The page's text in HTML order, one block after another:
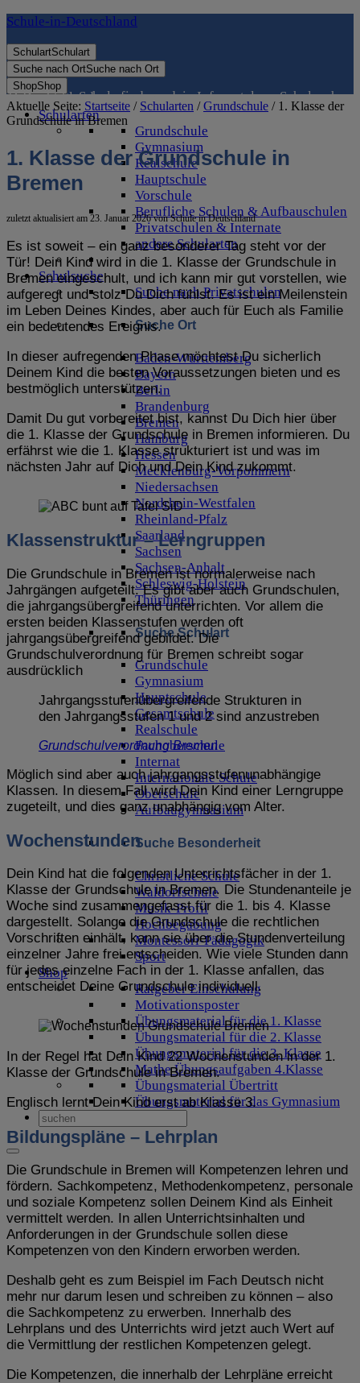
Schule-in-Deutschland
SchulartSchulart
Suche nach OrtSuche nach Ort
ShopShop
Schularten
Grundschule
Gymnasium
Realschule
Hauptschule
Vorschule
Berufliche Schulen & Aufbauschulen
Privatschulen & Internate
andere Schularten
Schulsuche
Suche nach Privatschulen
Suche Ort
Baden-Württemberg
Bayern
Berlin
Brandenburg
Bremen
Hamburg
Hessen
Mecklenburg-Vorpommern
Niedersachsen
Nordrhein-Westfalen
Rheinland-Pfalz
Saarland
Sachsen
Sachsen-Anhalt
Schleswig-Holstein
Thüringen
Suche Schulart
Grundschule
Gymnasium
Hauptschule
Gesamtschule
Realschule
Fachoberschule
Internat
Internationale Schule
Oberschule
Aufbaugymnasium
Suche Besonderheit
Christliche Schule
Waldorfschule
Musik-Profil
Hochbegabung
Montessori-Pädagogik
Sport
Shop
Ratgeber Einschulung
Motivationsposter
Übungsmaterial für die 1. Klasse
Übungsmaterial für die 2. Klasse
Übungsmaterial für die 3. Klasse
Mathe Übungsaufgaben 4.Klasse
Übungsmaterial Übertritt
Übungsmaterial für das Gymnasium
Die richtige Schule finden - dein Infoportal zur Schulsuche in Deutschland
Aktuelle Seite: Startseite / Schularten / Grundschule /1. Klasse der
Grundschule in Bremen
1. Klasse der Grundschule in
Bremen
zuletzt aktualisiert am 23. Januar 2026vonSchule in Deutschland
Es ist soweit – ein ganz besonderer Tag steht vor der
Tür! Dein Kind wird in die 1. Klasse der Grundschule in
Bremen eingeschult, und ich kann mir gut vorstellen, wie
aufgeregt und stolz Du Dich fühlst. Es ist ein Meilenstein
im Leben Deines Kindes, aber auch für Euch als Familie
ein bedeutendes Ereignis.
In dieser aufregenden Phase möchtest Du sicherlich
Deinem Kind die besten Voraussetzungen bieten und es
bestmöglich unterstützen.
Damit Du gut vorbereitet bist, kannst Du Dich hier über
die 1. Klasse der Grundschule in Bremen informieren. Du
erfährst wie die 1. Klasse strukturiert ist und was im
nächsten Jahr auf Dich und Dein Kind zukommt.
Klassenstruktur – Lerngruppen
Die Grundschule in Bremen ist normalerweise nach
Jahrgängen aufgeteilt. Es gibt aber auch Grundschulen,
die jahrgangsübergreifend unterrichten. Vor allem die
ersten beiden Klassenstufen werden oft
jahrgangsübergreifend gebildet. Die
Grundschulverordnung für Bremen schreibt sogar
ausdrücklich
Jahrgangsstufenübergreifende Strukturen in
den Jahrgangsstufen 1 und 2 sind anzustreben
Grundschulverordnung Bremen
Möglich sind aber auch jahrgangsstufenunabhängige
Klassen. In diesem Fall wird Dein Kind einer Lerngruppe
zugeteilt, und dies ganz unabhängig vom Alter.
Wochenstunden
Dein Kind hat die folgenden Unterrichtsfächer in der 1.
Klasse der Grundschule in Bremen. Die Stundenanteile je
Woche sind zusammengefasst für die 1. bis 4. Klasse
dargestellt. Solange die Grundschule die rechtlichen
Vorschriften einhält, kann sie über die Stundenverteilung
einzelner Jahre frei entscheiden. Wie viele Stunden dann
für jedes einzelne Fach in der 1. Klasse anfallen, das
entscheidet Deine Grundschule individuell.
In der Regel hat Dein Kind 22 Wochenstunden in der 1.
Klasse der Grundschule in Bremen.
Englisch lernt Dein Kind erst ab Klasse 3.
Bildungspläne – Lehrplan
Die Grundschule in Bremen will Kompetenzen lehren und
fördern. Sachkompetenz, Methodenkompetenz, personale
und soziale Kompetenz sollen Deinem Kind als Einheit
vermittelt werden. In allen Unterrichtsinhalten und
Anforderungen in der Grundschule sollen diese
Kompetenzen von den Kindern erworben werden.
Deshalb geht es zum Beispiel im Fach Deutsch nicht
mehr nur darum lesen und schreiben zu können – also
die Sachkompetenz zu erwerben. Innerhalb des
Lehrplans und des Unterrichts wird jetzt auch Wert auf
die Vermittlung der restlichen Kompetenzen gelegt.
Die Kompetenzen, die innerhalb der Lehrpläne erreicht